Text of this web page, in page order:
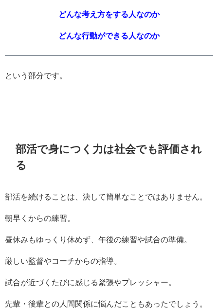
どんな考え方をする人なのか
どんな行動ができる人なのか
という部分です。
部活で身につく力は社会でも評価され
る
部活を続けることは、決して簡単なことではありません。
朝早くからの練習。
昼休みもゆっくり休めず、午後の練習や試合の準備。
厳しい監督やコーチからの指導。
試合が近づくたびに感じる緊張やプレッシャー。
先輩・後輩との人間関係に悩んだこともあったでしょう。